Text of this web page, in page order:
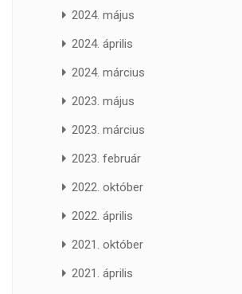
2024. május
2024. április
2024. március
2023. május
2023. március
2023. február
2022. október
2022. április
2021. október
2021. április